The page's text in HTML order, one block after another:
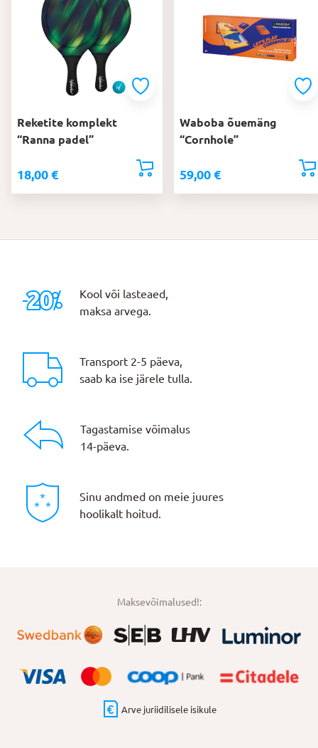
Reketite komplekt
“Ranna padel”
18,00 €
Waboba õuemäng
“Cornhole”
59,00 €
Kool või lasteaed,
maksa arvega.
Transport 2-5 päeva,
saab ka ise järele tulla.
Tagastamise võimalus
14-päeva.
Sinu andmed on meie juures
hoolikalt hoitud.
Maksevõimalused!:
Arve juriidilisele isikule